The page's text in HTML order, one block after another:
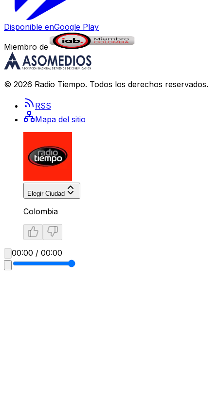
Disponible enGoogle Play
Miembro de
© 2026 Radio Tiempo. Todos los derechos reservados.
RSS
Mapa del sitio
Elegir Ciudad
Colombia
00:00 / 00:00